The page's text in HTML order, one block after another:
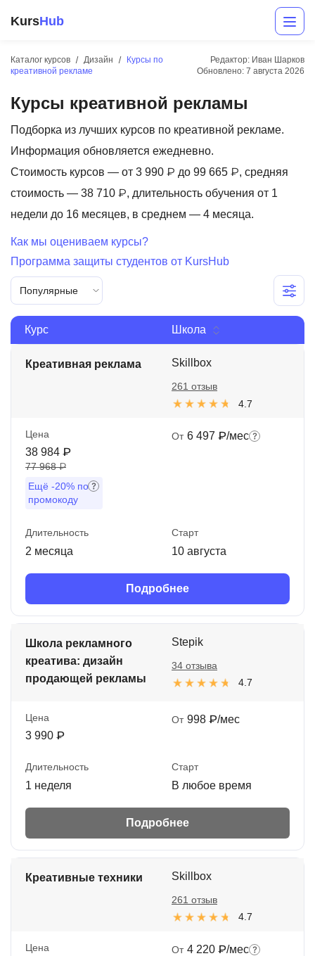
KursHub
Каталог курсов Дизайн
Курсы по
креативной рекламе
Редактор: Иван Шарков
Обновлено: 7 августа 2026
Курсы креативной рекламы
Подборка из лучших курсов по креативной рекламе.
Информация обновляется ежедневно.
Стоимость курсов — от 3 990 ₽ до 99 665 ₽, средняя
стоимость — 38 710 ₽, длительность обучения от 1
недели до 16 месяцев, в среднем — 4 месяца.
Как мы оцениваем курсы?
Программа защиты студентов от KursHub
Популярные
Курс Школа
Креативная реклама Skillbox
4.7
261 отзыв
Цена
38 984 ₽
77 968 ₽
Ещё -20% по
промокоду
От 6 497 ₽/мес
Длительность
2 месяца
Старт
10 августа
Подробнее
Школа рекламного
креатива: дизайн
продающей рекламы
Stepik
4.7
34 отзыва
Цена
3 990 ₽
От 998 ₽/мес
Длительность
1 неделя
Старт
В любое время
Подробнее
Креативные техники Skillbox
4.7
261 отзыв
Цена От 4 220 ₽/мес
Разработка
Маркетинг
Дизайн
Аналитика
Менеджмент
Иностранные языки
Soft Skills
Акции и промокоды
Рейтинг онлайн-школ